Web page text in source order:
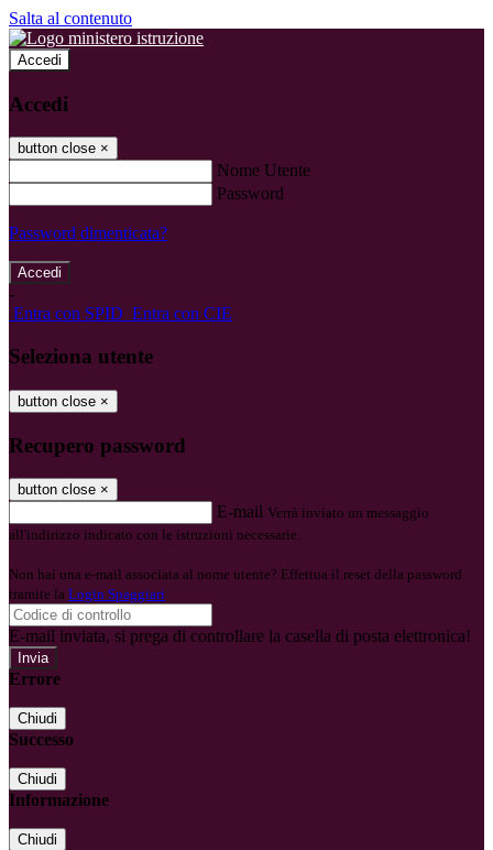
Salta al contenuto
Accedi
Accedi
button close ×
Nome Utente
Password
Password dimenticata?
-
Entra con SPID Entra con CIE
Seleziona utente
button close ×
Recupero password
button close ×
E-mail Verrà inviato un messaggio
all'indirizzo indicato con le istruzioni necessarie.
Non hai una e-mail associata al nome utente? Effettua il reset della password
tramite la Login Spaggiari
E-mail inviata, si prega di controllare la casella di posta elettronica!
Errore
Chiudi
Successo
Chiudi
Informazione
Chiudi